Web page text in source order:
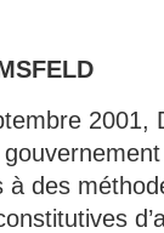
2001,
des